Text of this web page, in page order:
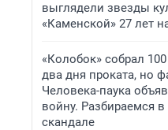
выглядели звезды
«Каменской» 27 лет
«Колобок» собрал
два дня проката, но
Человека-паука
войну. Разбираемся в
скандале